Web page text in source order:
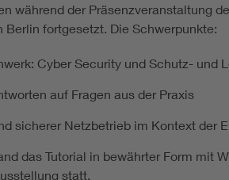
während der Präsenzveranstaltung
Berlin fortgesetzt. Die Schwerpunkte:
Cyber Security und Schutz- und
auf Fragen aus der Praxis
sicherer Netzbetrieb im Kontext der
das Tutorial in bewährter Form mit
statt.